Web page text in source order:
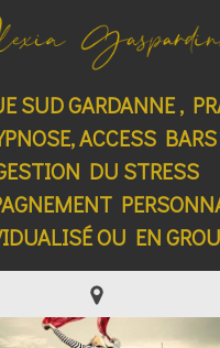
SUD GARDANNE ,
ACCESS
DU STRESS
OU EN